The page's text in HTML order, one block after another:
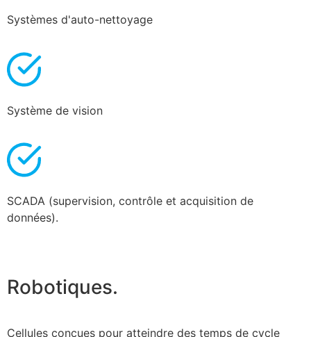
Systèmes d'auto-nettoyage
Système de vision
SCADA (supervision, contrôle et acquisition de
données).
Robotiques.
Cellules conçues pour atteindre des temps de cycle